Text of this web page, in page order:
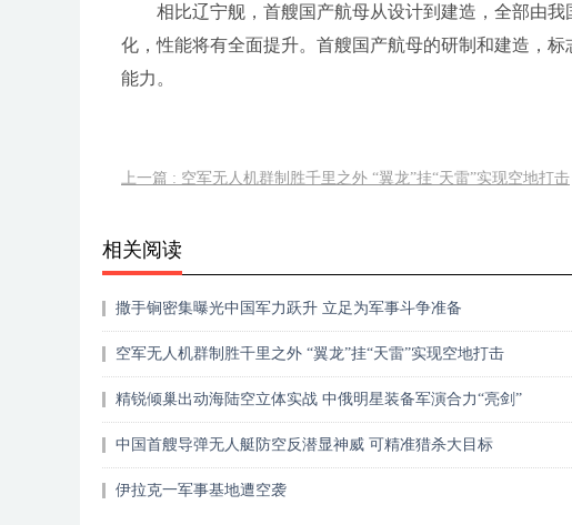
相比辽宁舰，首艘国产航母从设计到建造，全部由
化，性能将有全面提升。首艘国产航母的研制和建造，
能力。
上一篇 : 空军无人机群制胜千里之外 “翼龙”挂“天雷”实现空地打击
相关阅读
撒手锏密集曝光中国军力跃升 立足为军事斗争准备
空军无人机群制胜千里之外 “翼龙”挂“天雷”实现空地打击
精锐倾巢出动海陆空立体实战 中俄明星装备军演合力“亮剑”
中国 首艘导弹无人艇防空反潜显神威 可精准猎杀大目标
伊拉克一军事基地遭空袭